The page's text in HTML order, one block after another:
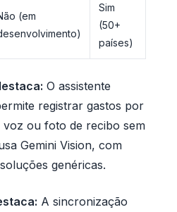
(em
Sim
(50+
países)
O assistente
registrar gastos por
voz ou foto de recibo sem
Gemini Vision, com
genéricas.
A sincronização